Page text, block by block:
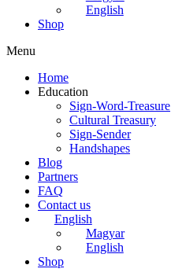
English
Shop
Menu
Home
Education
Sign-Word-Treasure
Cultural Treasury
Sign-Sender
Handshapes
Blog
Partners
FAQ
Contact us
English
Magyar
English
Shop